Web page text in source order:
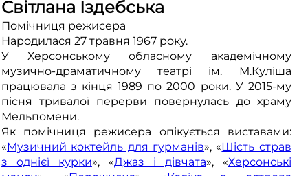
Світлана Іздебська
Помічниця режисера
Народилася 27 травня 1967 року.
У Херсонському обласному академічному
музично-драматичному театрі ім. М.Куліша
працювала з кінця 1989 по 2000 роки. У 2015-му
пісня тривалої перерви повернулась до храму
Мельпомени.
Як помічниця режисера опікується виставами:
«Музичний коктейль для гурманів», «Шість страв
з однієї курки», «Джаз і дівчата», «Херсонські